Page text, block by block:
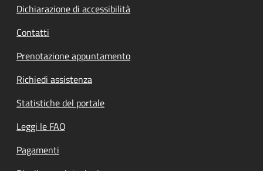
Dichiarazione di accessibilità
Contatti
Prenotazione appuntamento
Richiedi assistenza
Statistiche del portale
Leggi le FAQ
Pagamenti